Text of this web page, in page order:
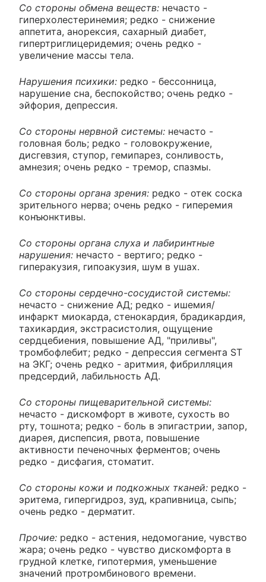
Со стороны обмена веществ: нечасто -
гиперхолестеринемия; редко - снижение
аппетита, анорексия, сахарный диабет,
гипертриглицеридемия; очень редко -
увеличение массы тела.
Нарушения психики: редко - бессонница,
нарушение сна, беспокойство; очень редко -
эйфория, депрессия.
Со стороны нервной системы: нечасто -
головная боль; редко - головокружение,
дисгевзия, ступор, гемипарез, сонливость,
амнезия; очень редко - тремор, спазмы.
Со стороны органа зрения: редко - отек соска
зрительного нерва; очень редко - гиперемия
конъюнктивы.
Со стороны органа слуха и лабиринтные
нарушения: нечасто - вертиго; редко -
гиперакузия, гипоакузия, шум в ушах.
Со стороны сердечно-сосудистой системы:
нечасто - снижение АД; редко - ишемия/
инфаркт миокарда, стенокардия, брадикардия,
тахикардия, экстрасистолия, ощущение
сердцебиения, повышение АД, "приливы",
тромбофлебит; редко - депрессия сегмента ST
на ЭКГ; очень редко - аритмия, фибрилляция
предсердий, лабильность АД.
Со стороны пищеварительной системы:
нечасто - дискомфорт в животе, сухость во
рту, тошнота; редко - боль в эпигастрии, запор,
диарея, диспепсия, рвота, повышение
активности печеночных ферментов; очень
редко - дисфагия, стоматит.
Со стороны кожи и подкожных тканей: редко -
эритема, гипергидроз, зуд, крапивница, сыпь;
очень редко - дерматит.
Прочие: редко - астения, недомогание, чувство
жара; очень редко - чувство дискомфорта в
грудной клетке, гипотермия, уменьшение
значений протромбинового времени.